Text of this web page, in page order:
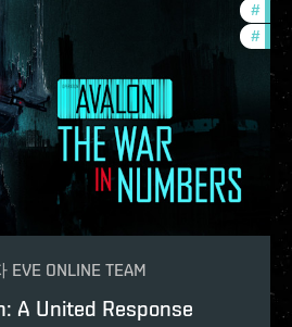
# in-
#
EVE ONLINE TEAM
A United Response